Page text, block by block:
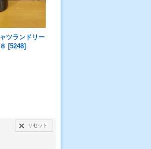
ツランドリー
[5248]
リセット